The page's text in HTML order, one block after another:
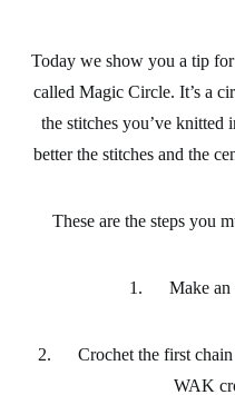
Today we show you a tip
called Magic Circle. It’s a
the stitches you’ve
better the stitches and the
These are the steps you
1. Make an
2. Crochet the first chain
WAK